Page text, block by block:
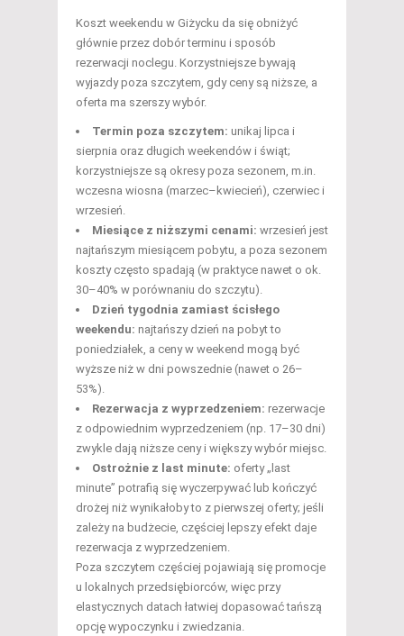
Koszt weekendu w Giżycku da się obniżyć
głównie przez dobór terminu i sposób
rezerwacji noclegu. Korzystniejsze bywają
wyjazdy poza szczytem, gdy ceny są niższe, a
oferta ma szerszy wybór.
Termin poza szczytem: unikaj lipca i
sierpnia oraz długich weekendów i świąt;
korzystniejsze są okresy poza sezonem, m.in.
wczesna wiosna (marzec–kwiecień), czerwiec i
wrzesień.
Miesiące z niższymi cenami: wrzesień jest
najtańszym miesiącem pobytu, a poza sezonem
koszty często spadają (w praktyce nawet o ok.
30–40% w porównaniu do szczytu).
Dzień tygodnia zamiast ścisłego
weekendu: najtańszy dzień na pobyt to
poniedziałek, a ceny w weekend mogą być
wyższe niż w dni powszednie (nawet o 26–
53%).
Rezerwacja z wyprzedzeniem: rezerwacje
z odpowiednim wyprzedzeniem (np. 17–30 dni)
zwykle dają niższe ceny i większy wybór miejsc.
Ostrożnie z last minute: oferty „last
minute” potrafią się wyczerpywać lub kończyć
drożej niż wynikałoby to z pierwszej oferty; jeśli
zależy na budżecie, częściej lepszy efekt daje
rezerwacja z wyprzedzeniem.
Poza szczytem częściej pojawiają się promocje
u lokalnych przedsiębiorców, więc przy
elastycznych datach łatwiej dopasować tańszą
opcję wypoczynku i zwiedzania.